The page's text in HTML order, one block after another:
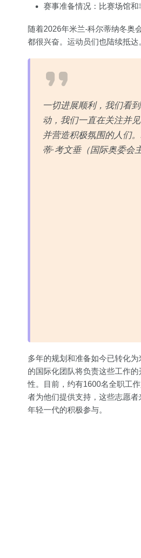
赛事准备情况：比赛场馆和
随着2026年米兰-科尔蒂纳冬奥
都很兴奋。运动员们也陆续抵达
一切进展顺利，我们看
动，我们一直在关注并
并营造积极氛围的人们
蒂·考文垂（国际奥委会
多年的规划和准备如今已转化
的国际化团队将负责这些工作
性。目前，约有1600名全职工
者为他们提供支持，这些志愿
年轻一代的积极参与。